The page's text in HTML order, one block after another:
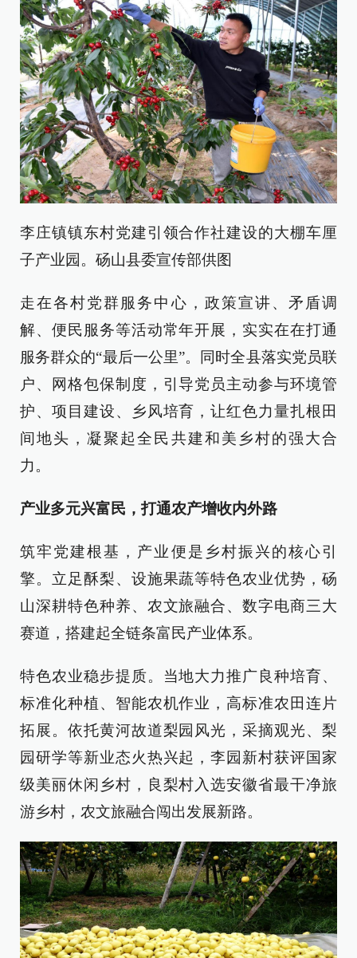
李庄镇镇东村党建引领合作社建设的大棚车厘
子产业园。砀山县委宣传部供图
走在各村党群服务中心，政策宣讲、矛盾调
解、便民服务等活动常年开展，实实在在打通
服务群众的“最后一公里”。同时全县落实党员联
户、网格包保制度，引导党员主动参与环境管
护、项目建设、乡风培育，让红色力量扎根田
间地头，凝聚起全民共建和美乡村的强大合
力。
产业多元兴富民，打通农产增收内外路
筑牢党建根基，产业便是乡村振兴的核心引
擎。立足酥梨、设施果蔬等特色农业优势，砀
山深耕特色种养、农文旅融合、数字电商三大
赛道，搭建起全链条富民产业体系。
特色农业稳步提质。当地大力推广良种培育、
标准化种植、智能农机作业，高标准农田连片
拓展。依托黄河故道梨园风光，采摘观光、梨
园研学等新业态火热兴起，李园新村获评国家
级美丽休闲乡村，良梨村入选安徽省最干净旅
游乡村，农文旅融合闯出发展新路。